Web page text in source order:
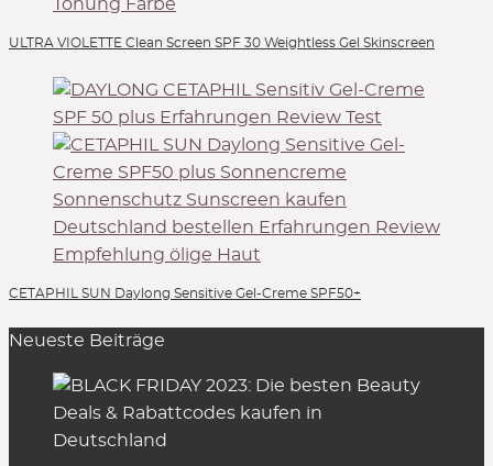
ULTRA VIOLETTE Clean Screen SPF 30 Weightless Gel Skinscreen
CETAPHIL SUN Daylong Sensitive Gel-Creme SPF50+
Neueste Beiträge